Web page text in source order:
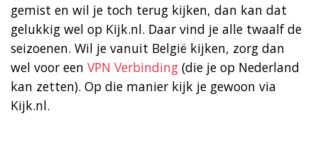
gemist en wil je toch terug kijken, dan kan dat
gelukkig wel op Kijk.nl. Daar vind je alle twaalf de
seizoenen. Wil je vanuit België kijken, zorg dan
wel voor een VPN Verbinding (die je op Nederland
kan zetten). Op die manier kijk je gewoon via
Kijk.nl.